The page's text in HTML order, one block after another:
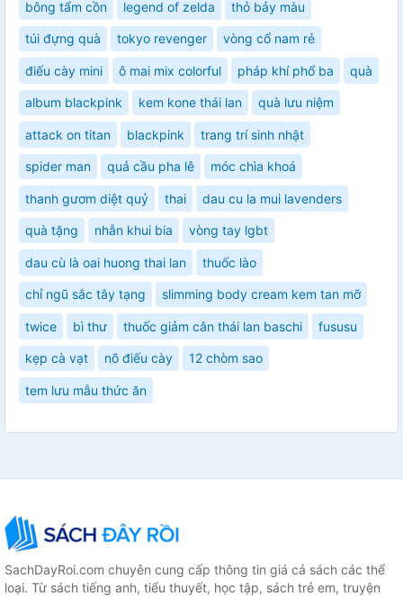
bông tẩm cồn legend of zelda thỏ bảy màu
túi đựng quà tokyo revenger vòng cổ nam rẻ
điếu cày mini ô mai mix colorful pháp khí phổ ba quà
album blackpink kem kone thái lan quà lưu niệm
attack on titan blackpink trang trí sinh nhật
spider man quả cầu pha lê móc chìa khoá
thanh gươm diệt quỷ thai dau cu la mui lavenders
quà tặng nhẫn khui bia vòng tay lgbt
dau cù là oai huong thai lan thuốc lào
chỉ ngũ sắc tây tạng slimming body cream kem tan mỡ
twice bì thư thuốc giảm cân thái lan baschi fususu
kẹp cà vạt nõ điếu cày 12 chòm sao
tem lưu mẫu thức ăn
SachDayRoi.com chuyên cung cấp thông tin giá cả sách các thể
loại. Từ sách tiếng anh, tiểu thuyết, học tập, sách trẻ em, truyện